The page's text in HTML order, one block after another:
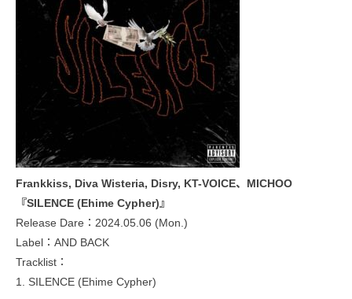
Frankkiss, Diva Wisteria, Disry, KT-VOICE、MICHOO
『SILENCE (Ehime Cypher)』
Release Dare：2024.05.06 (Mon.)
Label：AND BACK
Tracklist：
1. SILENCE (Ehime Cypher)